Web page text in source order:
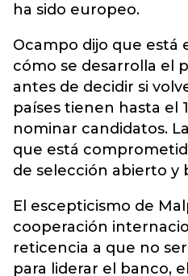
ha sido europeo.
Ocampo dijo que está
cómo se desarrolla el
antes de decidir si
países tienen hasta el
nominar candidatos.
que está
de selección abierto y
El escepticismo de
cooperación
reticencia a que no
para liderar el banco,